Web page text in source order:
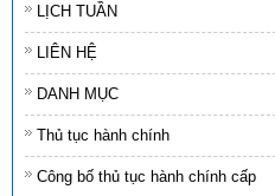
LỊCH TUẦN
LIÊN HỆ
DANH MỤC
Thủ tục hành chính
Công bố thủ tục hành chính cấp